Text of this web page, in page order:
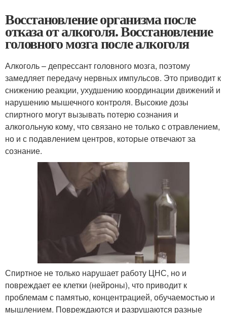
Восстановление организма после
отказа от алкоголя. Восстановление
головного мозга после алкоголя
Алкоголь – депрессант головного мозга, поэтому
замедляет передачу нервных импульсов. Это приводит к
снижению реакции, ухудшению координации движений и
нарушению мышечного контроля. Высокие дозы
спиртного могут вызывать потерю сознания и
алкогольную кому, что связано не только с отравлением,
но и с подавлением центров, которые отвечают за
сознание.
Спиртное не только нарушает работу ЦНС, но и
повреждает ее клетки (нейроны), что приводит к
проблемам с памятью, концентрацией, обучаемостью и
мышлением. Повреждаются и разрушаются разные